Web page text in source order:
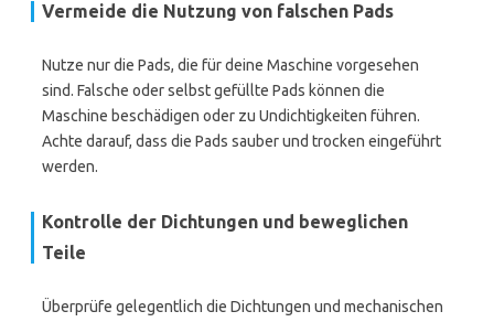
Vermeide die Nutzung von falschen Pads
Nutze nur die Pads, die für deine Maschine vorgesehen
sind. Falsche oder selbst gefüllte Pads können die
Maschine beschädigen oder zu Undichtigkeiten führen.
Achte darauf, dass die Pads sauber und trocken eingeführt
werden.
Kontrolle der Dichtungen und beweglichen
Teile
Überprüfe gelegentlich die Dichtungen und mechanischen